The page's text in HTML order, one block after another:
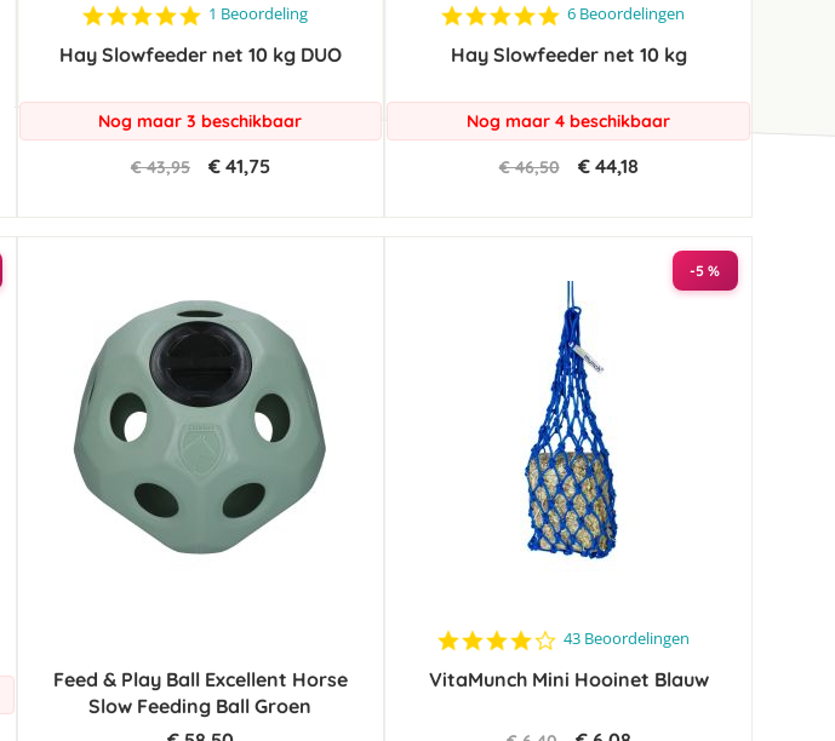
5.0
rating
1 Beoordeling
Hay Slowfeeder net 10 kg DUO
Nog maar 3 beschikbaar
€ 43,95 € 41,75
4.8
rating
6 Beoordelingen
Hay Slowfeeder net 10 kg
Nog maar 4 beschikbaar
€ 46,50 € 44,18
Feed & Play Ball Excellent Horse
Slow Feeding Ball Groen
-5 %
4.1
rating
43 Beoordelingen
VitaMunch Mini Hooinet Blauw